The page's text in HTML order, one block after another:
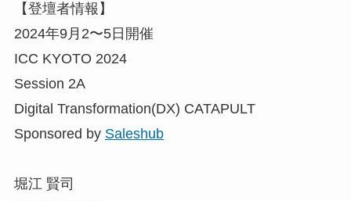
【登壇者情報】
2024年9月2〜5日開催
ICC KYOTO 2024
Session 2A
Digital Transformation(DX) CATAPULT
Sponsored by Saleshub
堀江 賢司